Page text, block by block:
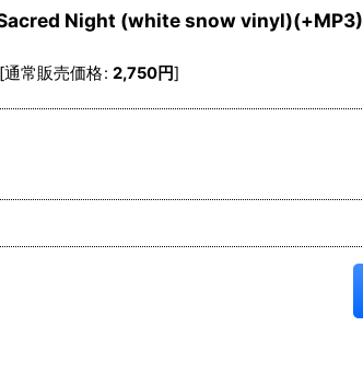
Night (white snow vinyl)(+MP3)
[通常販売価格: 2,750円]